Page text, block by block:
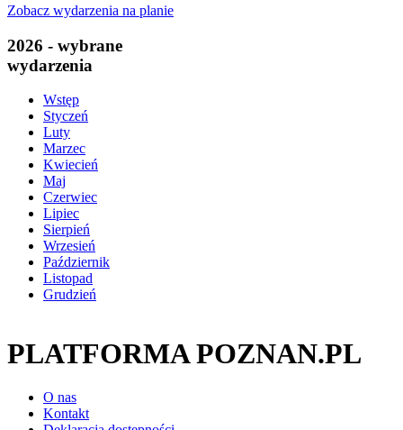
Zobacz wydarzenia na planie
2026 - wybrane
wydarzenia
Wstęp
Styczeń
Luty
Marzec
Kwiecień
Maj
Czerwiec
Lipiec
Sierpień
Wrzesień
Październik
Listopad
Grudzień
PLATFORMA POZNAN.PL
O nas
Kontakt